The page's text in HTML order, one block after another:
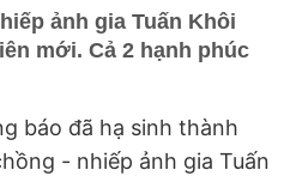
ảnh gia Tuấn Khôi
mới. Cả 2 hạnh phúc
báo đã hạ sinh thành
- nhiếp ảnh gia Tuấn